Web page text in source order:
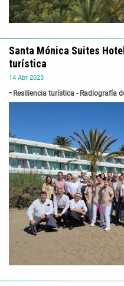
14 Abr 2023
Resiliencia turística - Radiografía
Santa Mónica Suites
turística